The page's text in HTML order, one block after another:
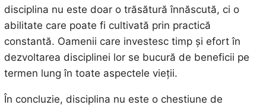
disciplina nu este doar o trăsătură înnăscută, ci o
abilitate care poate fi cultivată prin practică
constantă. Oamenii care investesc timp și efort în
dezvoltarea disciplinei lor se bucură de beneficii pe
termen lung în toate aspectele vieții.
În concluzie, disciplina nu este o chestiune de